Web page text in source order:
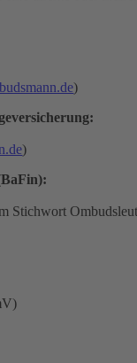
)
)
Stichwort